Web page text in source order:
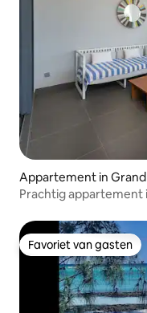
Appartement in Grand
Prachtig appartement
Favoriet van gasten
Favoriet van gasten